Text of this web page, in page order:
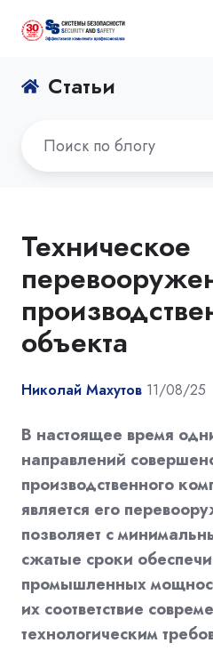
Статьи
Техническое
объекта
Николай Махутов 11/08/25
В настоящее время
направлений
производственного
является его
позволяет с
сжатые сроки
промышленных
их соответствие
технологическим